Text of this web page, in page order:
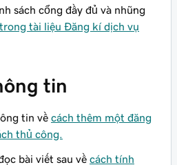
sách cổng đầy đủ và những
trong tài liệu Đăng kí dịch vụ
tin
tin về cách thêm một đăng
thủ công.
bài viết sau về cách tính